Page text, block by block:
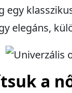
elegáns,
a